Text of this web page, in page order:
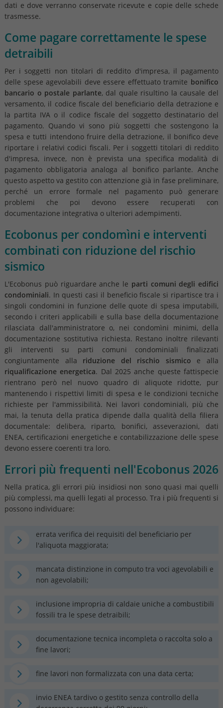
dati e dove verranno conservate ricevute e copie delle schede
trasmesse.
Come pagare correttamente le spese
detraibili
Per i soggetti non titolari di reddito d'impresa, il pagamento
delle spese agevolabili deve essere effettuato tramite bonifico
bancario o postale parlante, dal quale risultino la causale del
versamento, il codice fiscale del beneficiario della detrazione e
la partita IVA o il codice fiscale del soggetto destinatario del
pagamento. Quando vi sono più soggetti che sostengono la
spesa e tutti intendono fruire della detrazione, il bonifico deve
riportare i relativi codici fiscali. Per i soggetti titolari di reddito
d'impresa, invece, non è prevista una specifica modalità di
pagamento obbligatoria analoga al bonifico parlante. Anche
questo aspetto va gestito con attenzione già in fase preliminare,
perché un errore formale nel pagamento può generare
problemi che poi devono essere recuperati con
documentazione integrativa o ulteriori adempimenti.
Ecobonus per condomìni e interventi
combinati con riduzione del rischio
sismico
L'Ecobonus può riguardare anche le parti comuni degli edifici
condominiali. In questi casi il beneficio fiscale si ripartisce tra i
singoli condomini in funzione delle quote di spesa imputabili,
secondo i criteri applicabili e sulla base della documentazione
rilasciata dall'amministratore o, nei condomìni minimi, della
documentazione sostitutiva richiesta. Restano inoltre rilevanti
gli interventi su parti comuni condominiali finalizzati
congiuntamente alla riduzione del rischio sismico e alla
riqualificazione energetica. Dal 2025 anche queste fattispecie
rientrano però nel nuovo quadro di aliquote ridotte, pur
mantenendo i rispettivi limiti di spesa e le condizioni tecniche
richieste per l'ammissibilità. Nei lavori condominiali, più che
mai, la tenuta della pratica dipende dalla qualità della filiera
documentale: delibera, riparto, bonifici, asseverazioni, dati
ENEA, certificazioni energetiche e contabilizzazione delle spese
devono essere coerenti tra loro.
Errori più frequenti nell'Ecobonus 2026
Nella pratica, gli errori più insidiosi non sono quasi mai quelli
più complessi, ma quelli legati al processo. Tra i più frequenti si
possono individuare:
errata verifica dei requisiti del beneficiario per
l'aliquota maggiorata;
mancata distinzione in computo tra voci agevolabili e
non agevolabili;
inclusione impropria di caldaie uniche a combustibili
fossili tra le spese detraibili;
documentazione tecnica incompleta o raccolta solo a
fine lavori;
fine lavori non formalizzata con una data certa;
invio ENEA tardivo o gestito senza controllo della